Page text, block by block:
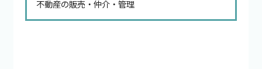
不動産の販売・仲介・管理